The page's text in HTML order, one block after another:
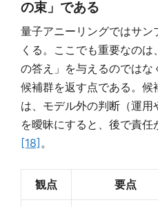
の束」である
量子アニーリングではサン
くる。ここでも重要なの
の答え」を与えるのではな
候補群を返す点である。
は、モデル外の判断（運用
を曖昧にすると、後で責任
[18] 。
観点 要点